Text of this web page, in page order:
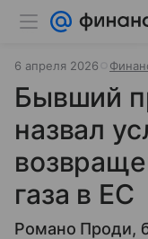
6 апреля 2026
Бывший
назвал
газа в ЕС
Романо Проди,